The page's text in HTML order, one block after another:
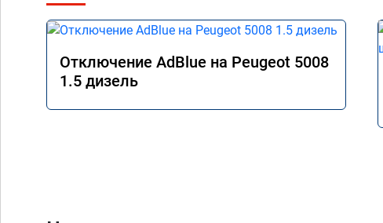
Отключение AdBlue на Peugeot 5008
1.5 дизель